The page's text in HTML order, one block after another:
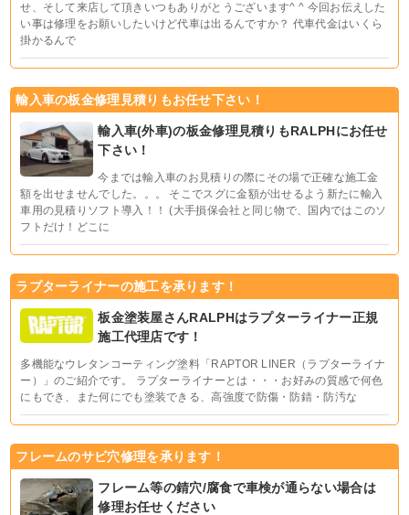
せ、そして来店して頂きいつもありがとうございます^ ^ 今回お伝えした
い事は修理をお願いしたいけど代車は出るんですか？ 代車代金はいくら
掛かるんで
輸入車の板金修理見積りもお任せ下さい！
輸入車(外車)の板金修理見積りもRALPHにお任せ
下さい！
今までは輸入車のお見積りの際にその場で正確な施工金
額を出せませんでした。。。 そこでスグに金額が出せるよう新たに輸入
車用の見積りソフト導入！！ (大手損保会社と同じ物で、国内ではこのソ
フトだけ！どこに
ラプターライナーの施工を承ります！
板金塗装屋さんRALPHはラプターライナー正規
施工代理店です！
多機能なウレタンコーティング塗料「RAPTOR LINER（ラプターライナ
ー）」のご紹介です。 ラプターライナーとは・・・お好みの質感で何色
にもでき、また何にでも塗装できる、高強度で防傷・防錆・防汚な
フレームのサビ穴修理を承ります！
フレーム等の錆穴/腐食で車検が通らない場合は
修理お任せください